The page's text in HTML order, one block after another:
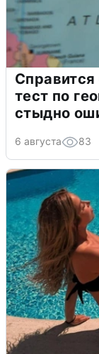
тест по
стыдно
6 августа 83